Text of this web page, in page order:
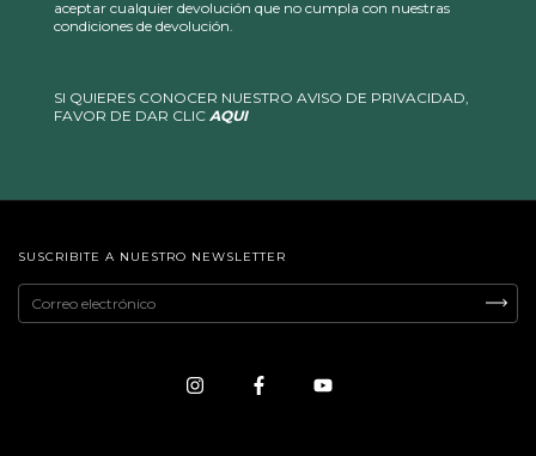
aceptar cualquier devolución que no cumpla con nuestras
condiciones de devolución.
SI QUIERES CONOCER NUESTRO AVISO DE PRIVACIDAD,
FAVOR DE DAR CLIC AQUI
SUSCRIBITE A NUESTRO NEWSLETTER